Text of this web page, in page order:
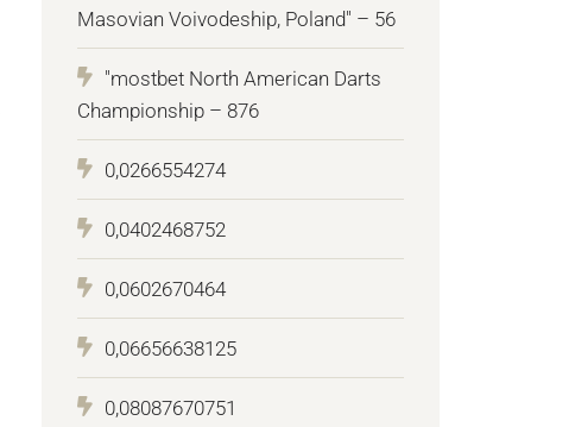
Masovian Voivodeship, Poland" – 56
"mostbet North American Darts
Championship – 876
0,0266554274
0,0402468752
0,0602670464
0,06656638125
0,08087670751